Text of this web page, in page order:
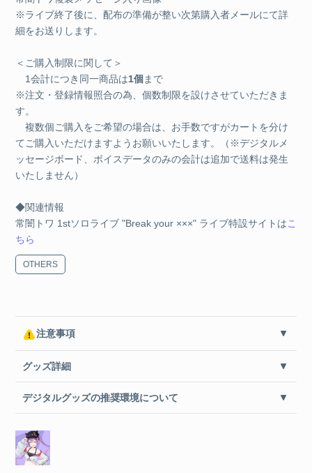
※ライブ終了後に、配布の準備が整い次第購入者メールにて詳
細をお送りします。
＜ご購入制限に関して＞
1会計につき同一商品は1個 まで
※注文・登録情報照合の為、個数制限を設けさせていただきま
す。
複数個ご購入をご希望の場合は、お手数ですがカートを分け
てご購入いただけますようお願いいたします。（※デジタルメ
ッセージボード、ボイスデータのみの会計は追加で送料は発生
いたしません）
◆関連情報
常闇トワ 1stソロライブ "Break your ×××" ライブ特設サイトはこ
ちら
OTHERS
注意事項
グッズ詳細
デジタルグッズの推奨環境について